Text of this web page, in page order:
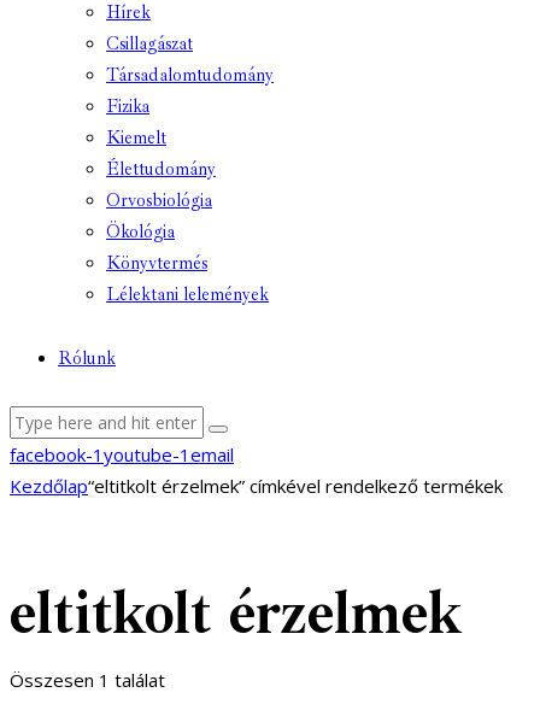
Hírek
Csillagászat
Társadalomtudomány
Fizika
Kiemelt
Élettudomány
Orvosbiológia
Ökológia
Könyvtermés
Lélektani lelemények
Rólunk
facebook-1 youtube-1 email
Kezdőlap“eltitkolt érzelmek” címkével rendelkező termékek
eltitkolt érzelmek
Összesen 1 találat